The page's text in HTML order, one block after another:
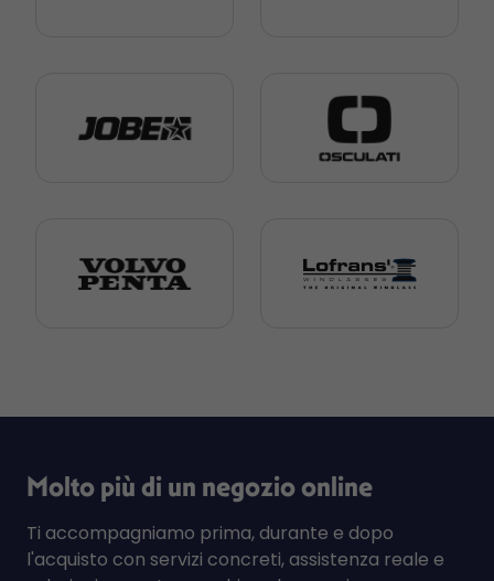
Molto più di un negozio online
Ti accompagniamo prima, durante e dopo
l'acquisto con servizi concreti, assistenza reale e